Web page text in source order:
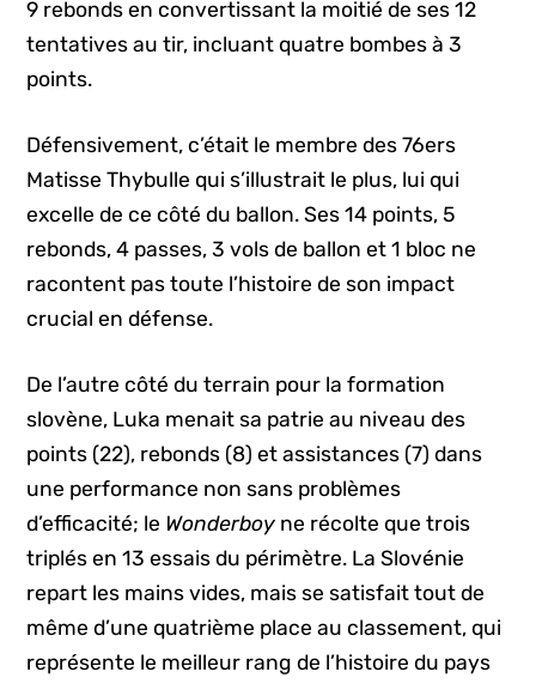
9 rebonds en convertissant la moitié de ses 12
tentatives au tir, incluant quatre bombes à 3
points.
Défensivement, c’était le membre des 76ers
Matisse Thybulle qui s’illustrait le plus, lui qui
excelle de ce côté du ballon. Ses 14 points, 5
rebonds, 4 passes, 3 vols de ballon et 1 bloc ne
racontent pas toute l’histoire de son impact
crucial en défense.
De l’autre côté du terrain pour la formation
slovène, Luka menait sa patrie au niveau des
points (22), rebonds (8) et assistances (7) dans
une performance non sans problèmes
d’efficacité; le Wonderboy ne récolte que trois
triplés en 13 essais du périmètre. La Slovénie
repart les mains vides, mais se satisfait tout de
même d’une quatrième place au classement, qui
représente le meilleur rang de l’histoire du pays